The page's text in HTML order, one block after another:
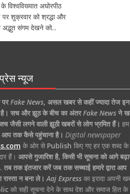
के विश्वविख्यात अघोरपीठ
शुक्रवार को श्रद्धा और
अद्भुत संगम देखने को...
न्यूज
परFake News, असल खबर से कहीं ज्यादा तेज इन
सच और झूठ के बीच का अंतरFake Newsने
जैसी लगने वाली झूठी खबरों से लोग भ्रमित हैं। हम
तक कैसे पहुंचाना है। Digital newspaper
के ओर से Publish किए गए हर एक शब्द के
हैं। आपसे गुजारिश है, किसी भी सूचना को आगे
तक इंतजार करें जब तक सच्चाई हमारे द्वारा आप
न बना ले। Aaj Expressका इरादा अपनी
को सही सूचना देने के साथ देश और समाज हित के